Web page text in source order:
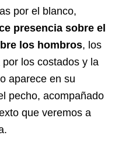
por el blanco,
presencia sobre el
los hombros, los
los costados y la
aparece en su
pecho, acompañado
que veremos a